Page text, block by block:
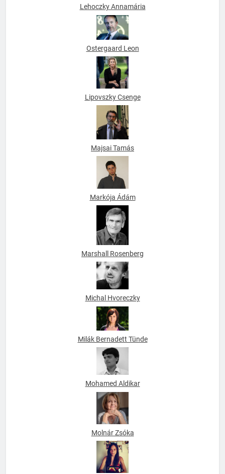
Lehoczky Annamária
Ostergaard Leon
Lipovszky Csenge
Majsai Tamás
Markója Ádám
Marshall Rosenberg
Michal Hvoreczky
Milák Bernadett Tünde
Mohamed Aldikar
Molnár Zsóka